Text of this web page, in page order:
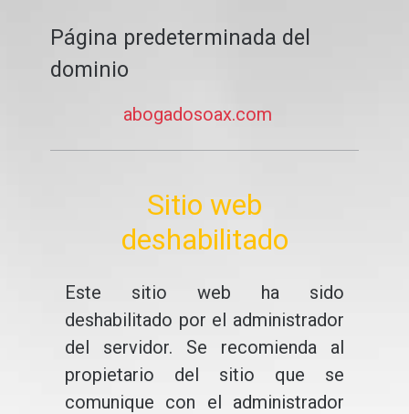
Página predeterminada del
dominio
abogadosoax.com
Sitio web
deshabilitado
Este sitio web ha sido
deshabilitado por el administrador
del servidor. Se recomienda al
propietario del sitio que se
comunique con el administrador